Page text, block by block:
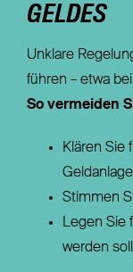
GELDES
Unklare
führen – etwa
So vermeiden
Klären Sie
Stimmen
Legen Sie
werden